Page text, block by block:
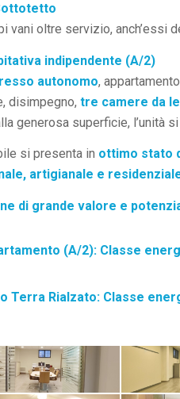
vani oltre servizio, anch’essi
indipendente (A/2)
autonomo,
disimpegno, tre camere da
generosa superficie, l’unità
si presenta in ottimo stato
artigianale e
di grande valore e
(A/2): Classe
Terra Rialzato: Classe